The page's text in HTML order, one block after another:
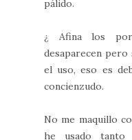
pálido.
¿ Afina los
desaparecen
el uso, eso es
concienzudo.
No me maquillo
he usado